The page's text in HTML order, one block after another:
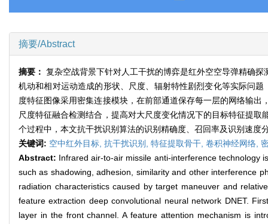
摘要/Abstract
摘要： 复杂空战背景下针对人工干扰的博弈是红外空空导弹精确
机动和相对运动造成的形状、尺度、辐射特性剧烈变化等实际问
度特征图像采用密集连接模块，在前部通道保存每一层的网络输
尺度特征融合检测结合，提高对大尺度变化情况下的目标特征提
个过程中，本文抗干扰识别算法的识别精确度、召回率及识别速
关键词: 空中红外目标, 抗干扰识别, 特征提取骨干, 卷积神经网络,
Abstract: Infrared air-to-air missile anti-interference technology
such as shadowing, adhesion, similarity and other interference
radiation characteristics caused by target maneuver and
feature extraction deep convolutional neural network DNET.
layer in the front channel. A feature attention mechanism is